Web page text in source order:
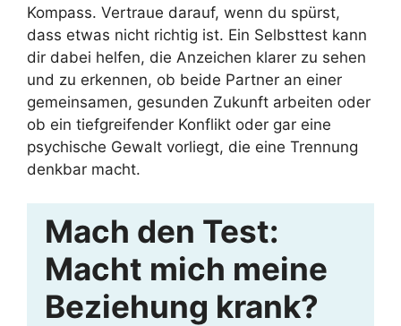
Kompass. Vertraue darauf, wenn du spürst,
dass etwas nicht richtig ist. Ein Selbsttest kann
dir dabei helfen, die Anzeichen klarer zu sehen
und zu erkennen, ob beide Partner an einer
gemeinsamen, gesunden Zukunft arbeiten oder
ob ein tiefgreifender Konflikt oder gar eine
psychische Gewalt vorliegt, die eine Trennung
denkbar macht.
Mach den Test:
Macht mich meine
Beziehung krank?